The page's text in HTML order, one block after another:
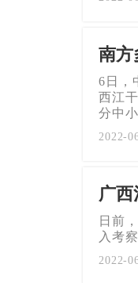
南方
6日，
西江
分中
2022-
广西
日前
入考
2022-